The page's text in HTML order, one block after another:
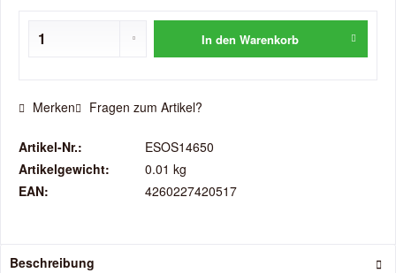
In den Warenkorb
Merken Fragen zum Artikel?
Artikel-Nr.:
ESOS14650
Artikelgewicht:
0.01 kg
EAN:
4260227420517
Beschreibung